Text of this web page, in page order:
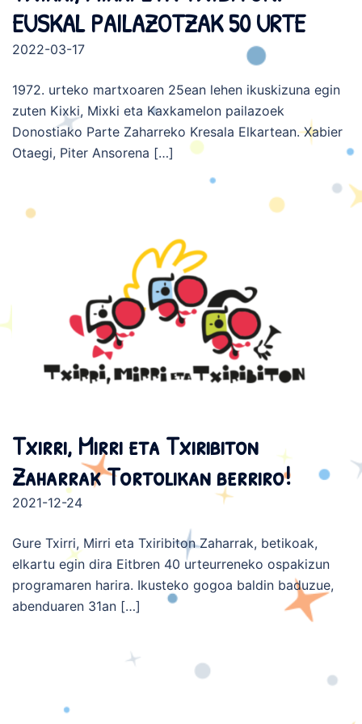
EUSKAL PAILAZOTZAK 50 URTE
2022-03-17
1972. urteko martxoaren 25ean lehen ikuskizuna egin
zuten Kixki, Mixki eta Kaxkamelon pailazoek
Donostiako Parte Zaharreko Kresala Elkartean. Xabier
Otaegi, Piter Ansorena […]
Txirri, Mirri eta Txiribiton
Zaharrak Tortolikan berriro!
2021-12-24
Gure Txirri, Mirri eta Txiribiton Zaharrak, betikoak,
elkartu egin dira Eitbren 40 urteurreneko ospakizun
programaren harira. Ikusteko gogoa baldin baduzue,
abenduaren 31an […]